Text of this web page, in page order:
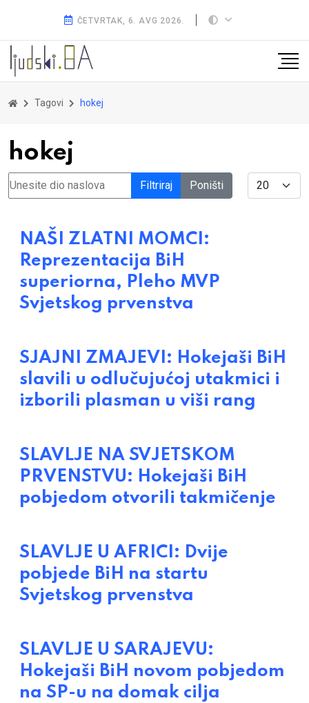
ČETVRTAK, 6. AVG 2026.
Tagovi hokej
hokej
Unesite dio naslova Filtriraj Poništi Display #
NAŠI ZLATNI MOMCI:
Reprezentacija BiH
superiorna, Pleho MVP
Svjetskog prvenstva
SJAJNI ZMAJEVI: Hokejaši BiH
slavili u odlučujućoj utakmici i
izborili plasman u viši rang
SLAVLJE NA SVJETSKOM
PRVENSTVU: Hokejaši BiH
pobjedom otvorili takmičenje
SLAVLJE U AFRICI: Dvije
pobjede BiH na startu
Svjetskog prvenstva
SLAVLJE U SARAJEVU:
Hokejaši BiH novom pobjedom
na SP-u na domak cilja